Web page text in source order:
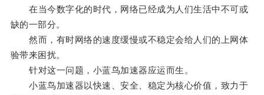
在当今数字化的时代，网络已经成为人们生活中不可或
缺的一部分。
然而，有时网络的速度缓慢或不稳定会给人们的上网体
验带来困扰。
针对这一问题，小蓝鸟加速器应运而生。
小蓝鸟加速器以快速、安全、稳定为核心价值，致力于